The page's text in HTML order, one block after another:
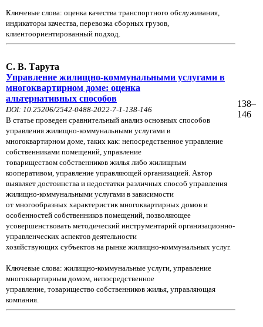
Ключевые слова: оценка качества транспортного обслуживания,
индикаторы качества, перевозка сборных грузов,
клиентоориентированный подход.
С. В. Тарута
Управление жилищно-коммунальными услугами в
многоквартирном доме: оценка
альтернативных способов
DOI: 10.25206/2542-0488-2022-7-1-138-146
В статье проведен сравнительный анализ основных способов
управления жилищно-коммунальными услугами в
многоквартирном доме, таких как: непосредственное управление
собственниками помещений, управление
товариществом собственников жилья либо жилищным
кооперативом, управление управляющей организацией. Автор
выявляет достоинства и недостатки различных способ управления
жилищно-коммунальными услугами в зависимости
от многообразных характеристик многоквартирных домов и
особенностей собственников помещений, позволяющее
усовершенствовать методический инструментарий организационно-
управленческих аспектов деятельности
хозяйствующих субъектов на рынке жилищно-коммунальных услуг.
Ключевые слова: жилищно-коммунальные услуги, управление
многоквартирным домом, непосредственное
управление, товарищество собственников жилья, управляющая
компания.
138–
146